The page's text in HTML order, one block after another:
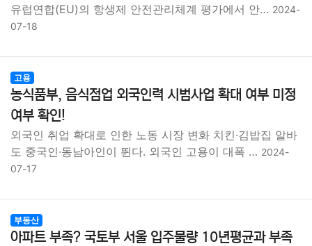
유럽연합(EU)의 항생제 안전관리체계 평가에서 안… 2024-
07-18
고용
농식품부, 음식점업 외국인력 시범사업 확대 여부 미정
여부 확인!
외국인 취업 확대로 인한 노동 시장 변화 치킨·김밥집 알바
도 중국인·동남아인이 뛴다. 외국인 고용이 대폭 … 2024-
07-17
부동산
아파트 부족? 국토부 서울 입주물량 10년평균과 부족